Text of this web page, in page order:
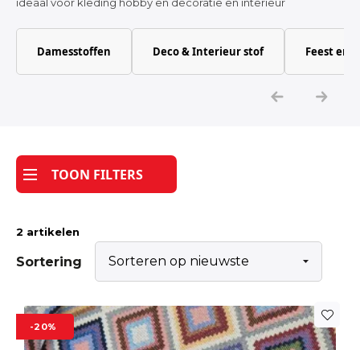
Katoen
Tijdpakker stof
Damesstoffen Deco & Interieur stof Feest en
TOON FILTERS
2 artikelen
Sortering
-20%